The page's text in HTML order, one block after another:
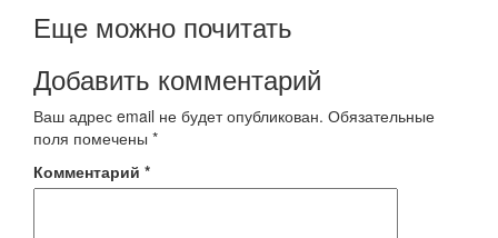
Еще можно почитать
Добавить комментарий
Ваш адрес email не будет опубликован. Обязательные
поля помечены *
Комментарий *